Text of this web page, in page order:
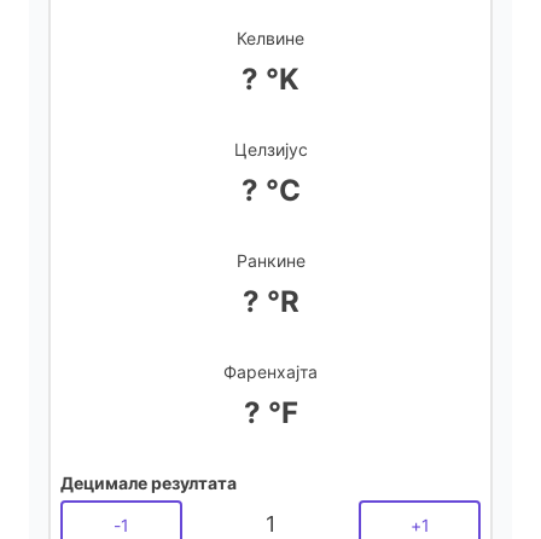
d
o
Келвине
? °K
Целзијус
? °C
Ранкине
? °R
Фаренхајта
? °F
Децимале резултата
-1 1 +1